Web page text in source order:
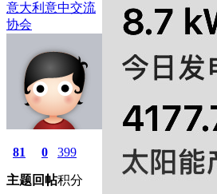
意大利意中交流
协会
81
主题
0
回帖
399
积分